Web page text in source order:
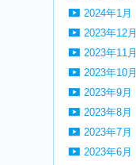
2024年1月
2023年12月
2023年11月
2023年10月
2023年9月
2023年8月
2023年7月
2023年6月